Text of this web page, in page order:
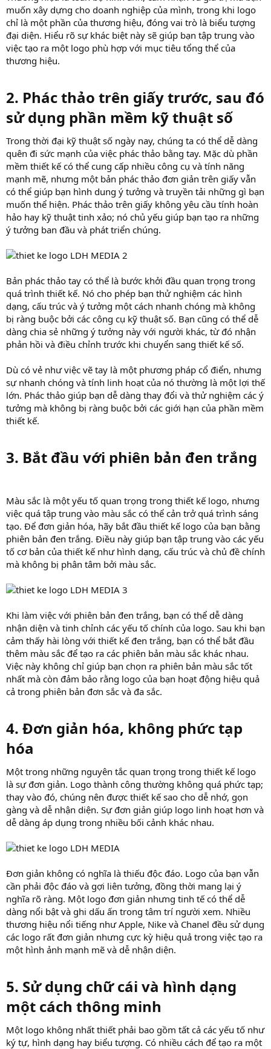
muốn xây dựng cho doanh nghiệp của mình, trong khi logo
chỉ là một phần của thương hiệu, đóng vai trò là biểu tượng
đại diện. Hiểu rõ sự khác biệt này sẽ giúp bạn tập trung vào
việc tạo ra một logo phù hợp với mục tiêu tổng thể của
thương hiệu.
2. Phác thảo trên giấy trước, sau đó
sử dụng phần mềm kỹ thuật số​
Trong thời đại kỹ thuật số ngày nay, chúng ta có thể dễ dàng
quên đi sức mạnh của việc phác thảo bằng tay. Mặc dù phần
mềm thiết kế có thể cung cấp nhiều công cụ và tính năng
mạnh mẽ, nhưng một bản phác thảo đơn giản trên giấy vẫn
có thể giúp bạn hình dung ý tưởng và truyền tải những gì bạn
muốn thể hiện. Phác thảo trên giấy không yêu cầu tính hoàn
hảo hay kỹ thuật tinh xảo; nó chủ yếu giúp bạn tạo ra những
ý tưởng ban đầu và phát triển chúng.
Bản phác thảo tay có thể là bước khởi đầu quan trọng trong
quá trình thiết kế. Nó cho phép bạn thử nghiệm các hình
dạng, cấu trúc và ý tưởng một cách nhanh chóng mà không
bị ràng buộc bởi các công cụ kỹ thuật số. Bạn cũng có thể dễ
dàng chia sẻ những ý tưởng này với người khác, từ đó nhận
phản hồi và điều chỉnh trước khi chuyển sang thiết kế số.
Dù có vẻ như việc vẽ tay là một phương pháp cổ điển, nhưng
sự nhanh chóng và tính linh hoạt của nó thường là một lợi thế
lớn. Phác thảo giúp bạn dễ dàng thay đổi và thử nghiệm các ý
tưởng mà không bị ràng buộc bởi các giới hạn của phần mềm
thiết kế.
3. Bắt đầu với phiên bản đen trắng​
Màu sắc là một yếu tố quan trọng trong thiết kế logo, nhưng
việc quá tập trung vào màu sắc có thể cản trở quá trình sáng
tạo. Để đơn giản hóa, hãy bắt đầu thiết kế logo của bạn bằng
phiên bản đen trắng. Điều này giúp bạn tập trung vào các yếu
tố cơ bản của thiết kế như hình dạng, cấu trúc và chủ đề chính
mà không bị phân tâm bởi màu sắc.
Khi làm việc với phiên bản đen trắng, bạn có thể dễ dàng
nhận diện và tinh chỉnh các yếu tố chính của logo. Sau khi bạn
cảm thấy hài lòng với thiết kế đen trắng, bạn có thể bắt đầu
thêm màu sắc để tạo ra các phiên bản màu sắc khác nhau.
Việc này không chỉ giúp bạn chọn ra phiên bản màu sắc tốt
nhất mà còn đảm bảo rằng logo của bạn hoạt động hiệu quả
cả trong phiên bản đơn sắc và đa sắc.
4. Đơn giản hóa, không phức tạp
hóa​
Một trong những nguyên tắc quan trọng trong thiết kế logo
là sự đơn giản. Logo thành công thường không quá phức tạp;
thay vào đó, chúng nên được thiết kế sao cho dễ nhớ, gọn
gàng và dễ nhận diện. Sự đơn giản giúp logo linh hoạt hơn và
dễ dàng áp dụng trong nhiều bối cảnh khác nhau.
Đơn giản không có nghĩa là thiếu độc đáo. Logo của bạn vẫn
cần phải độc đáo và gợi liên tưởng, đồng thời mang lại ý
nghĩa rõ ràng. Một logo đơn giản nhưng tinh tế có thể dễ
dàng nổi bật và ghi dấu ấn trong tâm trí người xem. Nhiều
thương hiệu nổi tiếng như Apple, Nike và Chanel đều sử dụng
các logo rất đơn giản nhưng cực kỳ hiệu quả trong việc tạo ra
một hình ảnh mạnh mẽ và dễ nhận diện.
5. Sử dụng chữ cái và hình dạng
một cách thông minh​
Một logo không nhất thiết phải bao gồm tất cả các yếu tố như
ký tự, hình dạng hay biểu tượng. Có nhiều cách để tạo ra một